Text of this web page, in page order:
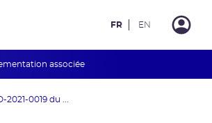
associée
FR EN
0019 du ...